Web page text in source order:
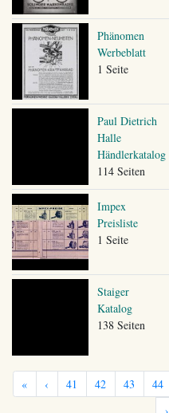
Phänomen
Werbeblatt
1 Seite
Paul Dietrich
Halle
Händlerkatalog
114 Seiten
Impex
Preisliste
1 Seite
Staiger
Katalog
138 Seiten
« ‹ 41 42 43 44
›